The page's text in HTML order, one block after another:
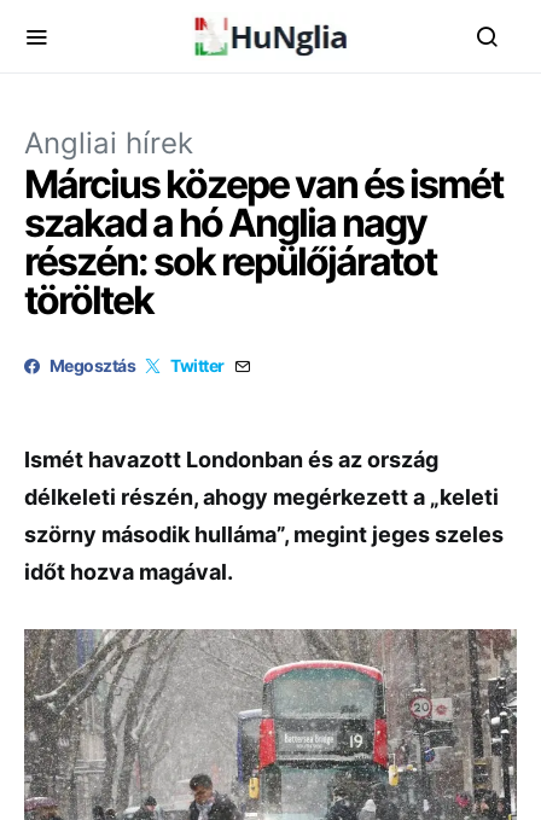
Angliai hírek
Március közepe van és ismét
szakad a hó Anglia nagy
részén: sok repülőjáratot
töröltek
Megosztás Twitter
Ismét havazott Londonban és az ország
délkeleti részén, ahogy megérkezett a „keleti
szörny második hulláma”, megint jeges szeles
időt hozva magával.